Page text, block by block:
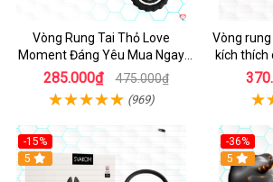
Vòng Rung Tai Thỏ Love
Moment Đáng Yêu Mua Ngay
Giá Tốt
285.000₫ 475.000₫
(969)
Vòng
kích thích
-15%
Hot
5
-36%
Hot
5